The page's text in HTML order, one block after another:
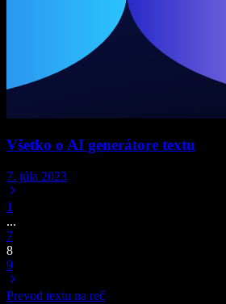
Všetko o AI generátore textu
7. júla 2023
1
...
7
8
9
Prevod textu na reč